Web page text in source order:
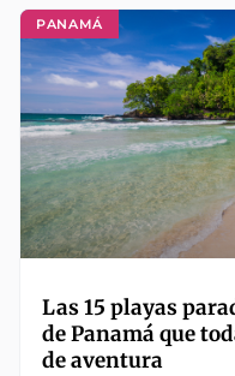
PANAMÁ
Las 15 playas
de Panamá que
de aventura